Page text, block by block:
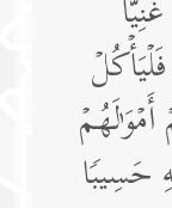
ٰ⁠لَهُمۡ
حَسِیبࣰا